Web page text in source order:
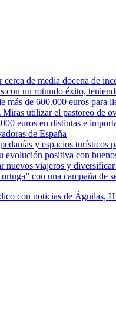
de media docena de
un rotundo éxito,
de 600.000 euros para
utilizar el pastoreo de
euros en distintas e
de España
y espacios turísticos
positiva con
nuevos viajeros y
con una campaña
con noticias de Águilas,